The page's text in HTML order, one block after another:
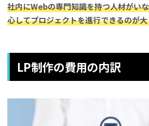
社内にWebの専門知識を持つ人材がい
心してプロジェクトを進行できるのが
LP制作の費用の内訳